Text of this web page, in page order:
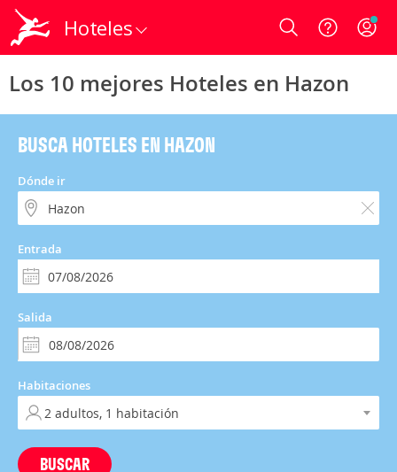
Hoteles Login
Los 10 mejores Hoteles en Hazon
BUSCA HOTELES EN HAZON
Dónde ir
Entrada
Salida
Habitaciones
BUSCAR